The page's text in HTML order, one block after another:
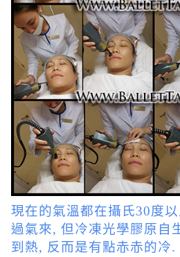
現在的氣溫都在攝氏30度
過氣來, 但冷凍光學膠原自
到熱, 反而是有點赤赤的冷